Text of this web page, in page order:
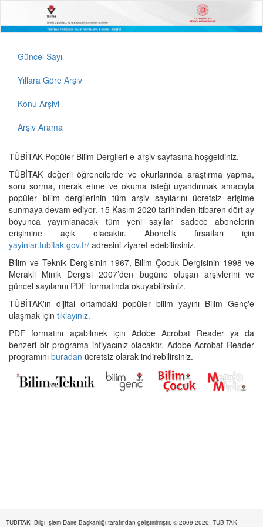
Güncel Sayı
Yıllara Göre Arşiv
Konu Arşivi
Arşiv Arama
TÜBİTAK Popüler Bilim Dergileri e-arşiv sayfasına hoşgeldiniz.
TÜBİTAK değerli öğrencilerde ve okurlarında araştırma yapma,
soru sorma, merak etme ve okuma isteği uyandırmak amacıyla
popüler bilim dergilerinin tüm arşiv sayılarını ücretsiz erişime
sunmaya devam ediyor. 15 Kasım 2020 tarihinden itibaren dört ay
boyunca yayımlanacak tüm yeni sayılar sadece abonelerin
erişimine açık olacaktır. Abonelik fırsatları için
yayinlar.tubitak.gov.tr/ adresini ziyaret edebilirsiniz.
Bilim ve Teknik Dergisinin 1967, Bilim Çocuk Dergisinin 1998 ve
Merakli Minik Dergisi 2007’den bugüne oluşan arşivlerini ve
güncel sayılarını PDF formatında okuyabilirsiniz.
TÜBİTAK'ın dijital ortamdaki popüler bilim yayını Bilim Genç'e
ulaşmak için tıklayınız.
PDF formatını açabilmek için Adobe Acrobat Reader ya da
benzeri bir programa ihtiyacınız olacaktır. Adobe Acrobat Reader
programını buradan ücretsiz olarak indirebilirsiniz.
TÜBİTAK- Bilgi İşlem Daire Başkanlığı tarafından geliştirilmiştir. © 2009-2020, TÜBİTAK